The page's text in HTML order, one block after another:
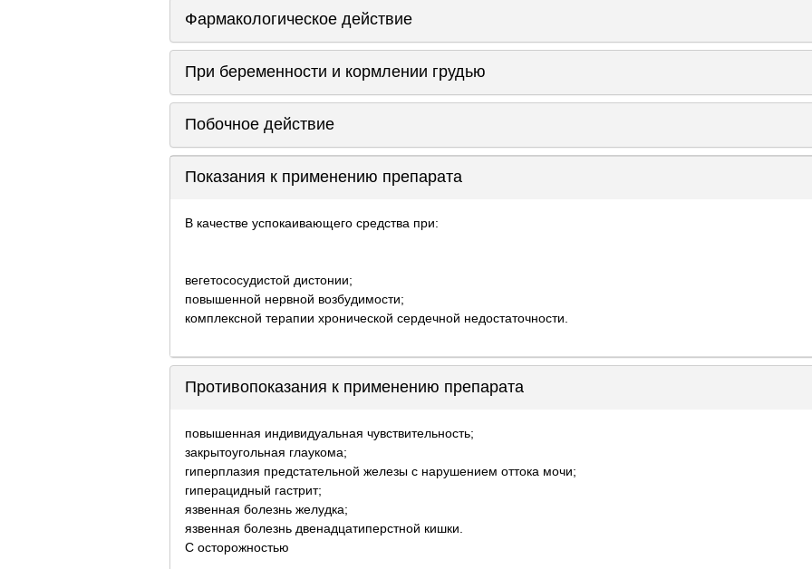
Фармакологическое действие
При беременности и кормлении грудью
Побочное действие
Показания к применению препарата
В качестве успокаивающего средства при:
вегетососудистой дистонии;
повышенной нервной возбудимости;
комплексной терапии хронической сердечной недостаточности.
Противопоказания к применению препарата
повышенная индивидуальная чувствительность;
закрытоугольная глаукома;
гиперплазия предстательной железы с нарушением оттока мочи;
гиперацидный гастрит;
язвенная болезнь желудка;
язвенная болезнь двенадцатиперстной кишки.
С осторожностью